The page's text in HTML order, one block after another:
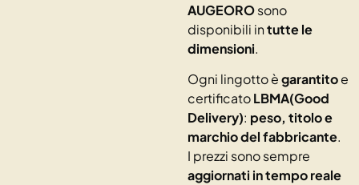
AUGEOROsono
disponibili intutte le
dimensioni.
Ogni lingotto ègarantitoe
certificatoLBMA(Good
Delivery): peso, titolo e
marchio del fabbricante.
I prezzi sono sempre
aggiornati in tempo reale